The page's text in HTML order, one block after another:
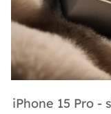
iPhone 15 Pro -